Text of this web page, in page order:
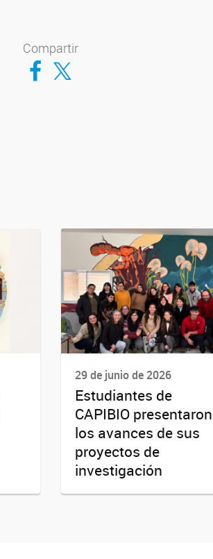
Compartir
Compartir en Facebook
Compartir en Twitter
29 de junio de 2026
Estudiantes de
CAPIBIO presentaron
los avances de sus
proyectos de
investigación